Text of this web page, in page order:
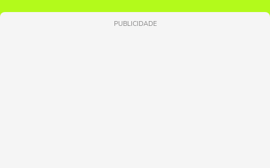
PUBLICIDADE